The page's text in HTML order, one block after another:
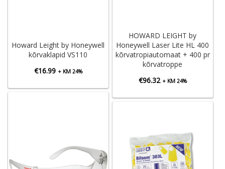
HOWARD LEIGHT by
Honeywell Laser Lite HL 400
kõrvatropiautomaat + 400 pr
kõrvatroppe
€96.32 + KM 24%
Howard Leight by Honeywell
kõrvaklapid VS110
€16.99 + KM 24%